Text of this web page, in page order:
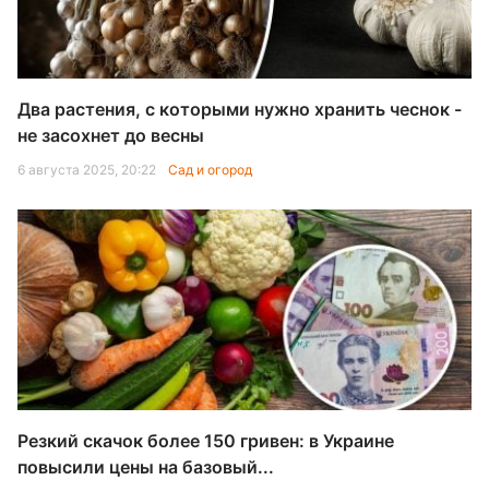
Два растения, с которыми нужно хранить чеснок -
не засохнет до весны
6 августа 2025, 20:22 Сад и огород
Резкий скачок более 150 гривен: в Украине
повысили цены на базовый...